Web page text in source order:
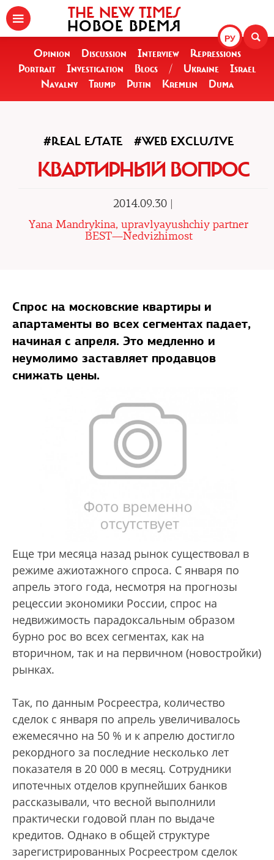
РУ
THE NEW TIMES
НОВОЕ ВРЕМЯ
Opinion Discussion Interview
Repressions
Portrait
Investigation Blogs / Ukraine
Israel
Navalny
Trump Putin Kremlin Duma
#REAL ESTATE #WEB EXCLUSIVE
КВАРТИРНЫЙ ВОПРОС
2014.09.30 |
Yana Mandrykina, upravlyayushchiy partner
BEST—Nedvizhimost
Cпрос на московские квартиры и
апартаменты во всех сегментах падает,
начиная с апреля. Это медленно и
неумолимо заставляет продавцов
снижать цены.
Еще три месяца назад рынок существовал в
режиме ажиотажного спроса. С января по
апрель этого года, несмотря на прогнозы
рецессии экономики России, спрос на
недвижимость парадоксальным образом
бурно рос во всех сегментах, как на
вторичном, так и на первичном (новостройки)
рынках.
Так, по данным Росреестра, количество
сделок с января по апрель увеличивалось
ежемесячно на 50 % и к апрелю достигло
рекордного за последние несколько лет
показателя в 20 000 в месяц. Сотрудники
ипотечных отделов крупнейших банков
рассказывали, что весной выполнили
практически годовой план по выдаче
кредитов. Однако в общей структуре
зарегистрированных Росреестром сделок